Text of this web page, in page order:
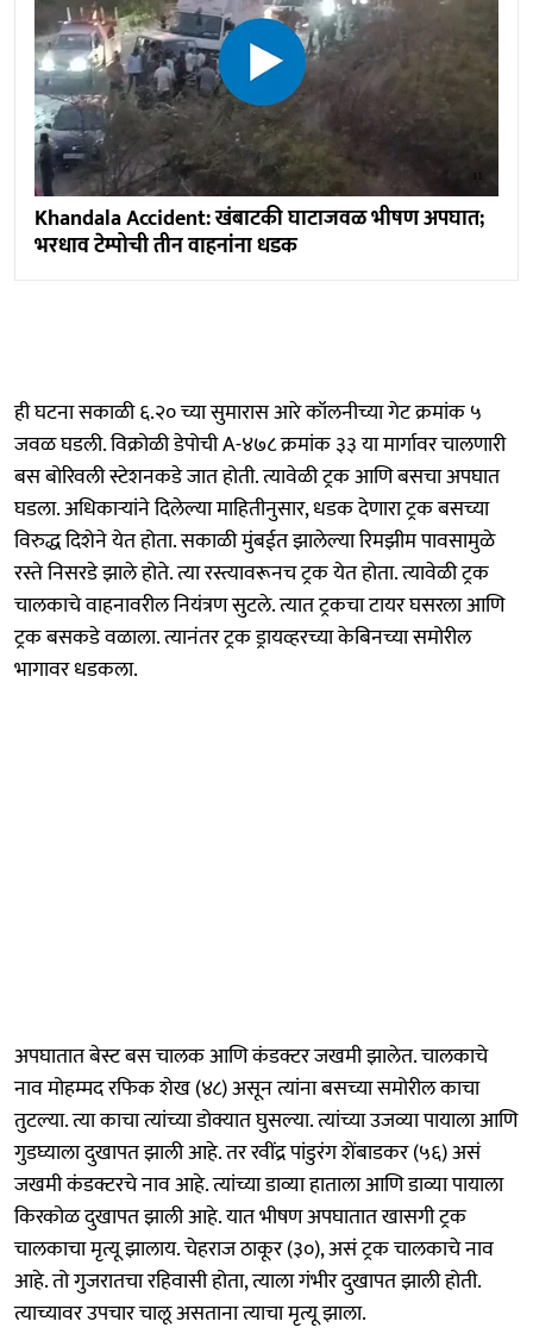
Khandala Accident: खंबाटकी घाटाजवळ भीषण अपघात;
भरधाव टेम्पोची तीन वाहनांना धडक
ही घटना सकाळी ६.२० च्या सुमारास आरे कॉलनीच्या गेट क्रमांक ५
जवळ घडली. विक्रोळी डेपोची A-४७८ क्रमांक ३३ या मार्गावर चालणारी
बस बोरिवली स्टेशनकडे जात होती. त्यावेळी ट्रक आणि बसचा अपघात
घडला. अधिकाऱ्यांने दिलेल्या माहितीनुसार, धडक देणारा ट्रक बसच्या
विरुद्ध दिशेने येत होता. सकाळी मुंबईत झालेल्या रिमझीम पावसामुळे
रस्ते निसरडे झाले होते. त्या रस्त्यावरूनच ट्रक येत होता. त्यावेळी ट्रक
चालकाचे वाहनावरील नियंत्रण सुटले. त्यात ट्रकचा टायर घसरला आणि
ट्रक बसकडे वळाला. त्यानंतर ट्रक ड्रायव्हरच्या केबिनच्या समोरील
भागावर धडकला.
अपघातात बेस्ट बस चालक आणि कंडक्टर जखमी झालेत. चालकाचे
नाव मोहम्मद रफिक शेख (४८) असून त्यांना बसच्या समोरील काचा
तुटल्या. त्या काचा त्यांच्या डोक्यात घुसल्या. त्यांच्या उजव्या पायाला आणि
गुडघ्याला दुखापत झाली आहे. तर रवींद्र पांडुरंग शेंबाडकर (५६) असं
जखमी कंडक्टरचे नाव आहे. त्यांच्या डाव्या हाताला आणि डाव्या पायाला
किरकोळ दुखापत झाली आहे. यात भीषण अपघातात खासगी ट्रक
चालकाचा मृत्यू झालाय. चेहराज ठाकूर (३०), असं ट्रक चालकाचे नाव
आहे. तो गुजरातचा रहिवासी होता, त्याला गंभीर दुखापत झाली होती.
त्याच्यावर उपचार चालू असताना त्याचा मृत्यू झाला.